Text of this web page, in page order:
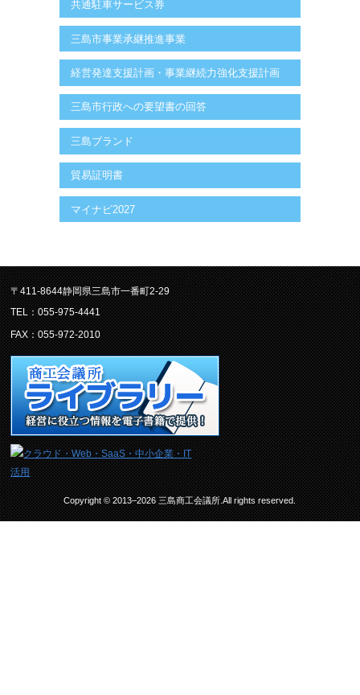
共通駐車サービス券
三島市事業承継推進事業
経営発達支援計画・事業継続力強化支援計画
三島市行政への要望書の回答
三島ブランド
貿易証明書
マイナビ2027
〒411-8644静岡県三島市一番町2-29
TEL：055-975-4441
FAX：055-972-2010
Copyright © 2013–2026 三島商工会議所.All rights reserved.